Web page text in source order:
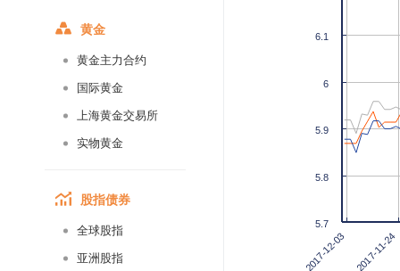
黄金
黄金主力合约
国际黄金
上海黄金交易所
实物黄金
股指债券
全球股指
亚洲股指 2017-12-03 2017-11-24
5.8
5.9
6
6.1
5.7